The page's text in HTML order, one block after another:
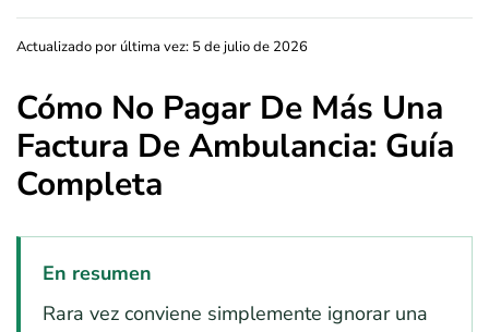
Actualizado por última vez: 5 de julio de 2026
Cómo No Pagar De Más Una
Factura De Ambulancia: Guía
Completa
En resumen
Rara vez conviene simplemente ignorar una